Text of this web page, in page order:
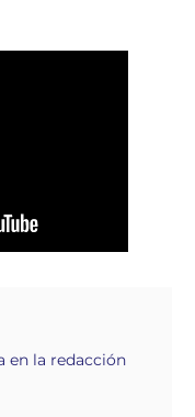
en la redacción